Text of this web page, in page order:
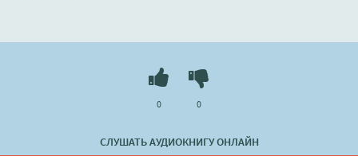
СЛУШАТЬ АУДИОКНИГУ ОНЛАЙН
0 0